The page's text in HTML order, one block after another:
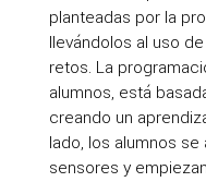
planteadas por la
llevándolos al uso
retos. La
alumnos, está
creando un
lado, los alumnos
sensores y